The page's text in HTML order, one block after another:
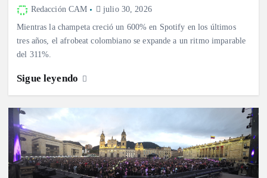
Redacción CAM julio 30, 2026
Mientras la champeta creció un 600% en Spotify en los últimos
tres años, el afrobeat colombiano se expande a un ritmo imparable
del 311%.
Sigue leyendo